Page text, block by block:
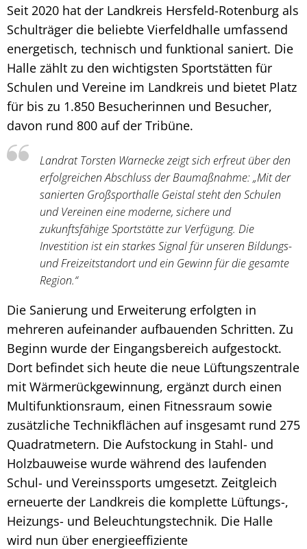
Seit 2020 hat der Landkreis Hersfeld-Rotenburg als
Schulträger die beliebte Vierfeldhalle umfassend
energetisch, technisch und funktional saniert. Die
Halle zählt zu den wichtigsten Sportstätten für
Schulen und Vereine im Landkreis und bietet Platz
für bis zu 1.850 Besucherinnen und Besucher,
davon rund 800 auf der Tribüne.
Landrat Torsten Warnecke zeigt sich erfreut über den
erfolgreichen Abschluss der Baumaßnahme: „Mit der
sanierten Großsporthalle Geistal steht den Schulen
und Vereinen eine moderne, sichere und
zukunftsfähige Sportstätte zur Verfügung. Die
Investition ist ein starkes Signal für unseren Bildungs-
und Freizeitstandort und ein Gewinn für die gesamte
Region.“
Die Sanierung und Erweiterung erfolgten in
mehreren aufeinander aufbauenden Schritten. Zu
Beginn wurde der Eingangsbereich aufgestockt.
Dort befindet sich heute die neue Lüftungszentrale
mit Wärmerückgewinnung, ergänzt durch einen
Multifunktionsraum, einen Fitnessraum sowie
zusätzliche Technikflächen auf insgesamt rund 275
Quadratmetern. Die Aufstockung in Stahl- und
Holzbauweise wurde während des laufenden
Schul- und Vereinssports umgesetzt. Zeitgleich
erneuerte der Landkreis die komplette Lüftungs-,
Heizungs- und Beleuchtungstechnik. Die Halle
wird nun über energieeffiziente